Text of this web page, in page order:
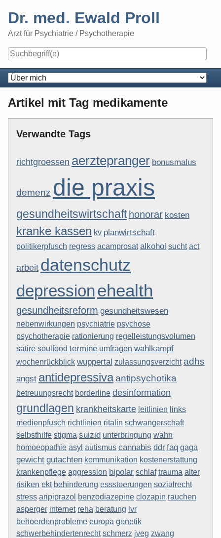
content
Dr. med. Ewald Proll
Arzt für Psychiatrie / Psychotherapie
Navigation
Artikel mit Tag medikamente
Verwandte Tags
richtgroessen aerztepranger bonusmalus
demenz die praxis
gesundheitswirtschaft honorar kosten
kranke kassen kv planwirtschaft
politikerpfusch regress acamprosat alkohol sucht act
arbeit datenschutz
depressionehealth
gesundheitsreform gesundheitswesen
nebenwirkungen psychiatrie psychose
psychotherapie rationierung regelleistungsvolumen
satire soulfood termine umfragen wahlkampf
wochenrückblick wuppertal zulassungsverzicht adhs
angst antidepressiva antipsychotika
betreuungsrecht borderline desinformation
grundlagen krankheitskarte leitlinien links
medienpfusch richtlinien ritalin schwangerschaft
selbsthilfe stigma suizid unterbringung wahn
homoeopathie asyl autismus cannabis ddr faq gaga
gewicht gutachten kommunikation kostenerstattung
krankenpflege aggression bipolar schlaf trauma alter
risiken ekt behinderung essstoerungen sozialrecht
stress aripiprazol benzodiazepine clozapin rauchen
asperger internet reha beratung lvr
behoerdenprobleme europa genetik
schwerbehindertenrecht schmerz jveg zwang